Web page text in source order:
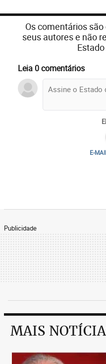
Os comentários
seus autores e não
Leia 0 comentários
E-
Publicidade
MAIS